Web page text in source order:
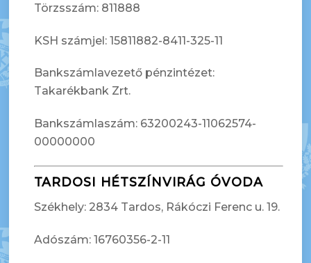
Törzsszám: 811888
KSH számjel: 15811882-8411-325-11
Bankszámlavezető pénzintézet:
Takarékbank Zrt.
Bankszámlaszám: 63200243-11062574-
00000000
TARDOSI HÉTSZÍNVIRÁG ÓVODA
Székhely: 2834 Tardos, Rákóczi Ferenc u. 19.
Adószám: 16760356-2-11